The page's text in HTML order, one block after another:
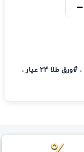
، #ورق طلا 24 عیار ،